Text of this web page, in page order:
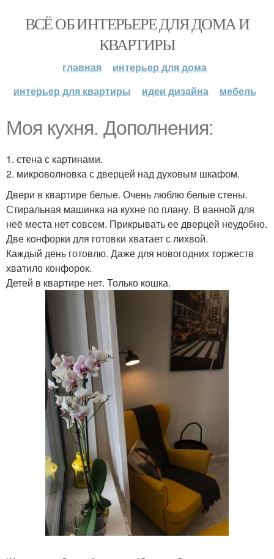
ВСЁ ОБ ИНТЕРЬЕРЕ ДЛЯ ДОМА И
КВАРТИРЫ
главная
интерьер для дома
интерьер для квартиры
идеи дизайна мебель
Моя кухня. Дополнения:
1. стена с картинами.
2. микроволновка с дверцей над духовым шкафом.
Двери в квартире белые. Очень люблю белые стены.
Стиральная машинка на кухне по плану. В ванной для
неё места нет совсем. Прикрывать ее дверцей неудобно.
Две конфорки для готовки хватает с лихвой.
Каждый день готовлю. Даже для новогодних торжеств
хватило конфорок.
Детей в квартире нет. Только кошка.